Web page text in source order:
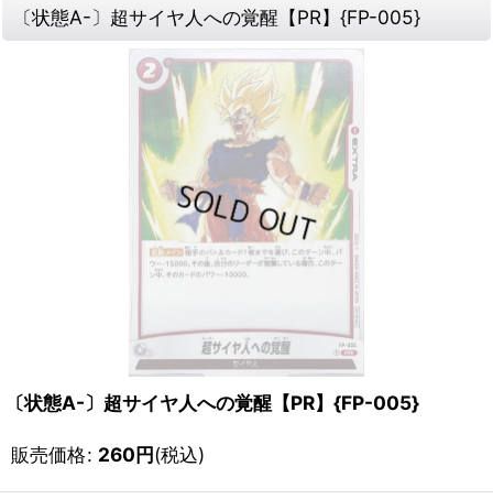
〔状態A-〕超サイヤ人への覚醒【PR】{FP-005}
〔状態A-〕超サイヤ人への覚醒【PR】{FP-005}
販売価格: 260円(税込)